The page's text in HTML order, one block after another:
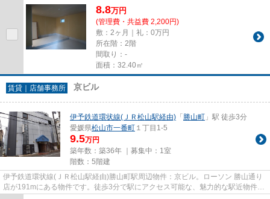
8.8万円
(管理費・共益費 2,200円)
敷：2ヶ月｜礼：0万円
所在階：2階
間取り：-
面積：32.40㎡
賃貸｜店舗事務所 京ビル
伊予鉄道環状線(ＪＲ松山駅経由) 「 勝山町 」駅 徒歩3分
愛媛県松山市一番町 １丁目1-5
9.5万円
築年数：築36年 ｜募集中： 1室
階数：5階建
伊予鉄道環状線(ＪＲ松山駅経由)勝山町駅周辺物件：京ビル。ローソン 勝山通り
店が191mにある物件です。徒歩3分で駅にアクセス可能な、魅力的な駅近物件で